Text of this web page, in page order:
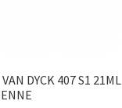
DYCK 407 S1 21ML